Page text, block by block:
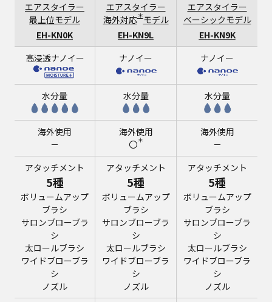
エアスタイラー
最上位モデル
EH-KN0K
エアスタイラー
海外対応＊モデル
EH-KN9L
エアスタイラー
ベーシックモデル
EH-KN9K
高浸透ナノイー
ナノイー ナノイー
水分量 水分量 水分量
海外使用
－
海外使用
〇＊
海外使用
－
アタッチメント
5種
ボリュームアップ
ブラシ
サロンブローブラ
シ
太ロールブラシ
ワイドブローブラ
シ
ノズル
アタッチメント
5種
ボリュームアップ
ブラシ
サロンブローブラ
シ
太ロールブラシ
ワイドブローブラ
シ
ノズル
アタッチメント
5種
ボリュームアップ
ブラシ
サロンブローブラ
シ
太ロールブラシ
ワイドブローブラ
シ
ノズル